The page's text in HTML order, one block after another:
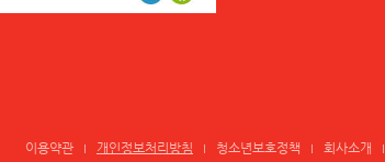
이용약관 개인정보처리방침 청소년보호정책 회사소개